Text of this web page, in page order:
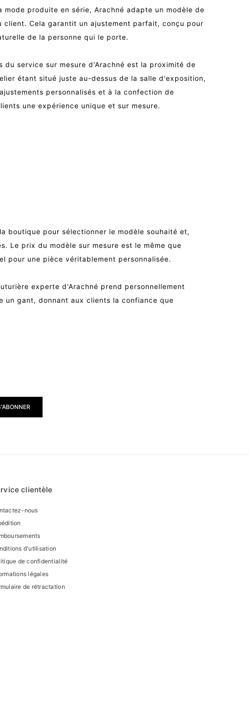
mode produite en série, Arachné adapte un modèle de
client. Cela garantit un ajustement parfait, conçu pour
de la personne qui le porte.
du service sur mesure d'Arachné est la proximité de
étant situé juste au-dessus de la salle d'exposition,
personnalisés et à la confection de
une expérience unique et sur mesure.
boutique pour sélectionner le modèle souhaité et,
Le prix du modèle sur mesure est le même que
une pièce véritablement personnalisée.
experte d'Arachné prend personnellement
un gant, donnant aux clients la confiance que
clientèle
nous
d'utilisation
de confidentialité
légales
de rétractation